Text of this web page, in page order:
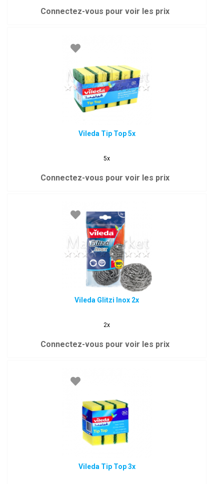
Connectez-vous pour voir les prix
Vileda Tip Top 5x
5x
Connectez-vous pour voir les prix
Vileda Glitzi Inox 2x
2x
Connectez-vous pour voir les prix
Vileda Tip Top 3x